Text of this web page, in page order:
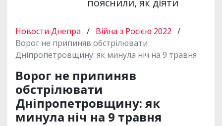
пояснили, як діяти
Новости Днепра / Війна з Росією 2022 /
Ворог не припиняв обстрілювати
Дніпропетровщину: як минула ніч на 9 травня
Ворог не припиняв
обстрілювати
Дніпропетровщину: як
минула ніч на 9 травня